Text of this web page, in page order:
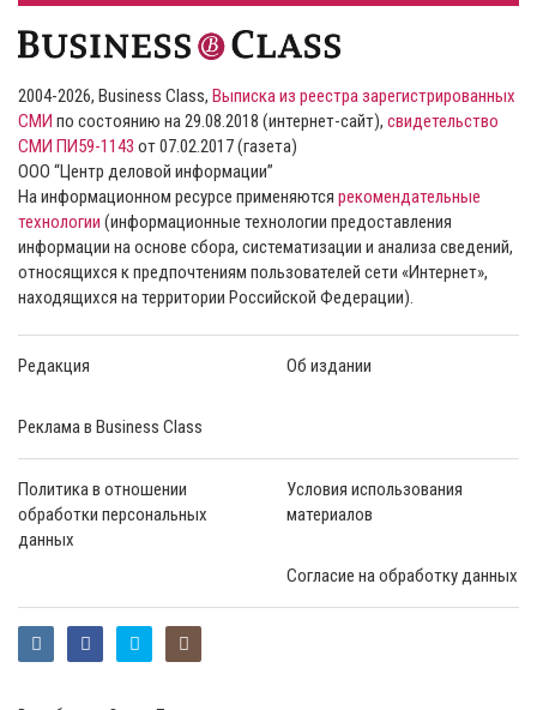
2004-2026, Business Class, Выписка из реестра зарегистрированных
СМИ по состоянию на 29.08.2018 (интернет-сайт), свидетельство
СМИ ПИ59-1143 от 07.02.2017 (газета)
ООО “Центр деловой информации”
На информационном ресурсе применяются рекомендательные
технологии (информационные технологии предоставления
информации на основе сбора, систематизации и анализа сведений,
относящихся к предпочтениям пользователей сети «Интернет»,
находящихся на территории Российской Федерации).
Редакция Об издании
Реклама в Business Class
Политика в отношении
обработки персональных
данных
Условия использования
материалов
Согласие на обработку данных